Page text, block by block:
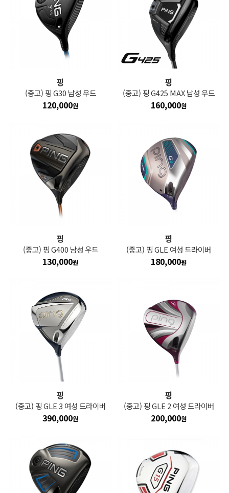
핑
(중고) 핑 G30 남성 우드
120,000원
핑
(중고) 핑 G425 MAX 남성 우드
160,000원
핑
(중고) 핑 G400 남성 우드
130,000원
핑
(중고) 핑 GLE 여성 드라이버
180,000원
핑
(중고) 핑 GLE 3 여성 드라이버
390,000원
핑
(중고) 핑 GLE 2 여성 드라이버
200,000원